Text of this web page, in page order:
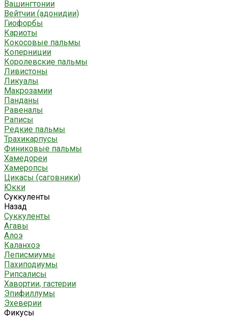
Вашингтонии
Вейтчии (адонидии)
Гиофорбы
Кариоты
Кокосовые пальмы
Коперниции
Королевские пальмы
Ливистоны
Ликуалы
Макрозамии
Панданы
Равеналы
Раписы
Редкие пальмы
Трахикарпусы
Финиковые пальмы
Хамедореи
Хамеропсы
Цикасы (саговники)
Юкки
Суккуленты
Назад
Суккуленты
Агавы
Алоэ
Каланхоэ
Леписмиумы
Пахиподиумы
Рипсалисы
Хавортии, гастерии
Эпифиллумы
Эхеверии
Фикусы